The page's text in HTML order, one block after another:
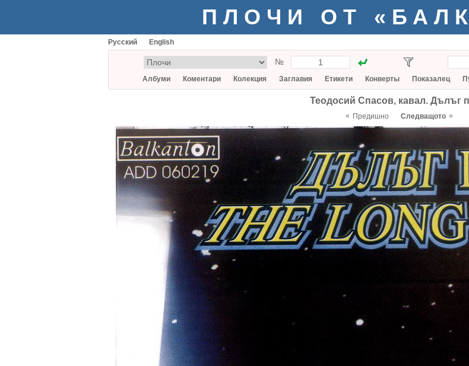
ПЛОЧИ ОТ
Русский English
№
Албуми Коментари Колекция Заглавия Етикети Конверты Показалец
Теодосий Спасов, кавал. Дълъг
« Предишно Следващото »